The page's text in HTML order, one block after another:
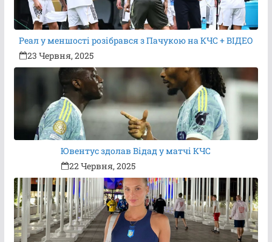
Реал у меншості розібрався з Пачукою на КЧС + ВІДЕО
23 Червня, 2025
Ювентус здолав Відад у матчі КЧС
22 Червня, 2025